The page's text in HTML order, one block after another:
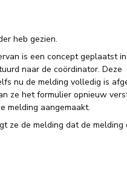
heb gezien.
is een concept geplaatst
naar de coördinator. Deze
nu de melding volledig is
ze het formulier opnieuw
melding aangemaakt.
ze de melding dat de melding